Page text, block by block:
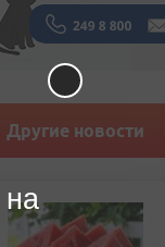
Другие новости